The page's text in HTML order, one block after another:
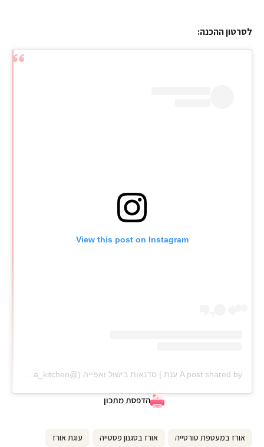
לסרטון ההכנה:
View this post on Instagram
הדפסת מתכון
אורז במעטפת טורטייה אורז בסגנון פסטייה עוגת אורז